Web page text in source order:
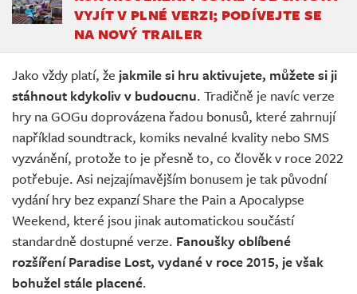
VYJÍT V PLNÉ VERZI; PODÍVEJTE SE
NA NOVÝ TRAILER
Jako vždy platí, že jakmile si hru aktivujete, můžete si ji
stáhnout kdykoliv v budoucnu. Tradičně je navíc verze
hry na GOGu doprovázena řadou bonusů, které zahrnují
například soundtrack, komiks nevalné kvality nebo SMS
vyzvánění, protože to je přesně to, co člověk v roce 2022
potřebuje. Asi nejzajímavějším bonusem je tak původní
vydání hry bez expanzí Share the Pain a Apocalypse
Weekend, které jsou jinak automatickou součástí
standardně dostupné verze. Fanoušky oblíbené
rozšíření Paradise Lost, vydané v roce 2015, je však
bohužel stále placené.